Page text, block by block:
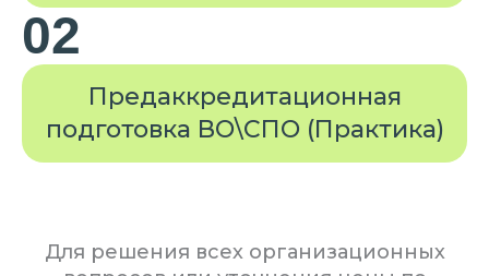
02
Предаккредитационная
подготовка ВО\СПО (Практика)
Для решения всех организационных